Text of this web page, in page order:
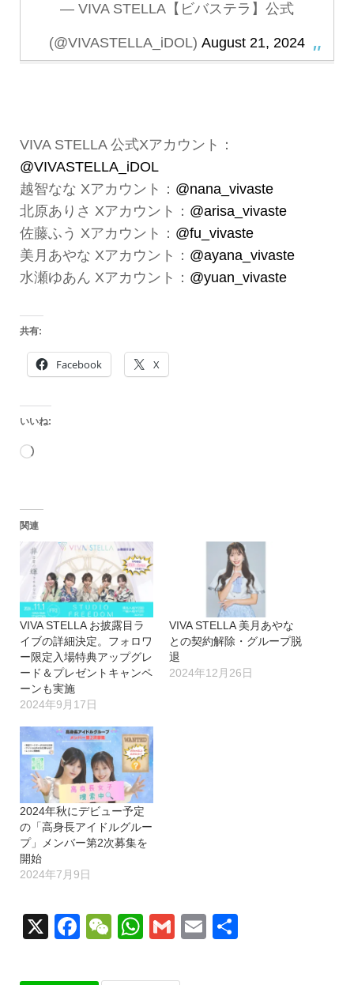
— VIVA STELLA【ビバステラ】公式
(@VIVASTELLA_iDOL) August 21, 2024
VIVA STELLA 公式Xアカウント：
@VIVASTELLA_iDOL
越智なな Xアカウント： @nana_vivaste
北原ありさ Xアカウント： @arisa_vivaste
佐藤ふう Xアカウント： @fu_vivaste
美月あやな Xアカウント： @ayana_vivaste
水瀬ゆあん Xアカウント： @yuan_vivaste
共有:
Facebook X
いいね:
読
込
み
中…
関連
VIVA STELLA お披露目ラ
イブの詳細決定。フォロワ
ー限定入場特典アップグレ
ード＆プレゼントキャンペ
ーンも実施
2024年9月17日
VIVA STELLA 美月あやな
との契約解除・グループ脱
退
2024年12月26日
2024年秋にデビュー予定
の「高身長アイドルグルー
プ」メンバー第2次募集を
開始
2024年7月9日
X Facebook
WeChat
WhatsApp
GmailEmail